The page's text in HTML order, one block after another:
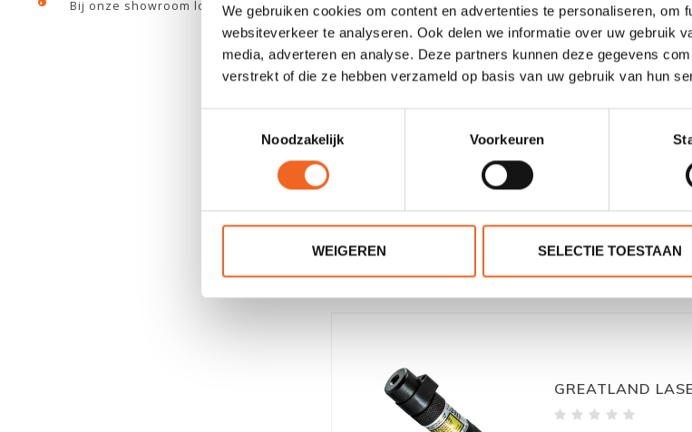
We gebruiken cookies om content en advertenties te personaliseren, om
websiteverkeer te analyseren. Ook delen we informatie over uw gebruik
media, adverteren en analyse. Deze partners kunnen deze gegevens
verstrekt of die ze hebben verzameld op basis van uw gebruik van hun
Noodzakelijk
Voorkeuren
WEIGEREN SELECTIE TOESTAAN
Bij onze showroom locatie
GREATLAND